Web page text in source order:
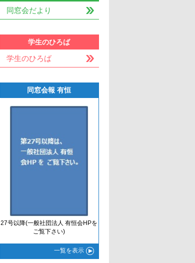
同窓会だより
学生のひろば
学生のひろば
同窓会報 有恒
27号以降(一般社団法人 有恒会HPを
ご覧下さい)
一覧を表示